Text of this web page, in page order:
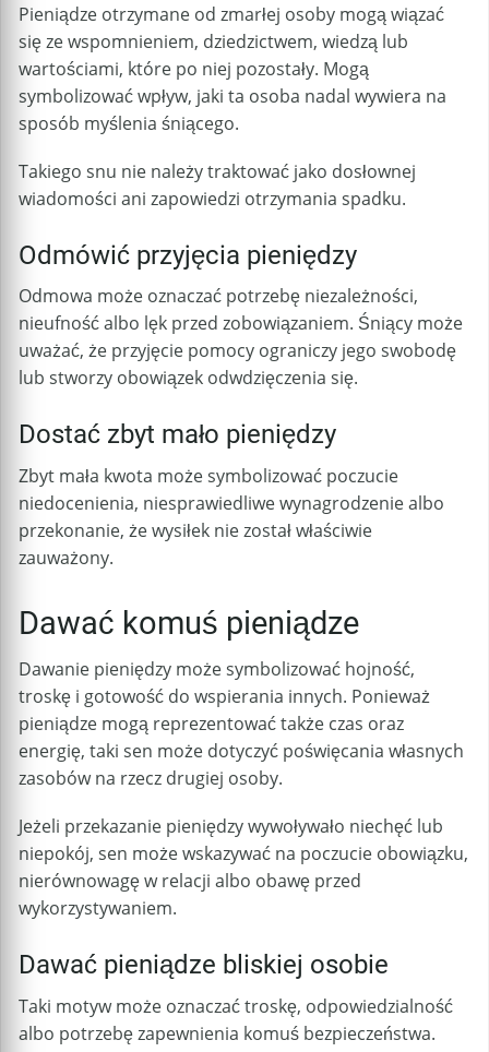
Pieniądze otrzymane od zmarłej osoby mogą wiązać
się ze wspomnieniem, dziedzictwem, wiedzą lub
wartościami, które po niej pozostały. Mogą
symbolizować wpływ, jaki ta osoba nadal wywiera na
sposób myślenia śniącego.
Takiego snu nie należy traktować jako dosłownej
wiadomości ani zapowiedzi otrzymania spadku.
Odmówić przyjęcia pieniędzy
Odmowa może oznaczać potrzebę niezależności,
nieufność albo lęk przed zobowiązaniem. Śniący może
uważać, że przyjęcie pomocy ograniczy jego swobodę
lub stworzy obowiązek odwdzięczenia się.
Dostać zbyt mało pieniędzy
Zbyt mała kwota może symbolizować poczucie
niedocenienia, niesprawiedliwe wynagrodzenie albo
przekonanie, że wysiłek nie został właściwie
zauważony.
Dawać komuś pieniądze
Dawanie pieniędzy może symbolizować hojność,
troskę i gotowość do wspierania innych. Ponieważ
pieniądze mogą reprezentować także czas oraz
energię, taki sen może dotyczyć poświęcania własnych
zasobów na rzecz drugiej osoby.
Jeżeli przekazanie pieniędzy wywoływało niechęć lub
niepokój, sen może wskazywać na poczucie obowiązku,
nierównowagę w relacji albo obawę przed
wykorzystywaniem.
Dawać pieniądze bliskiej osobie
Taki motyw może oznaczać troskę, odpowiedzialność
albo potrzebę zapewnienia komuś bezpieczeństwa.